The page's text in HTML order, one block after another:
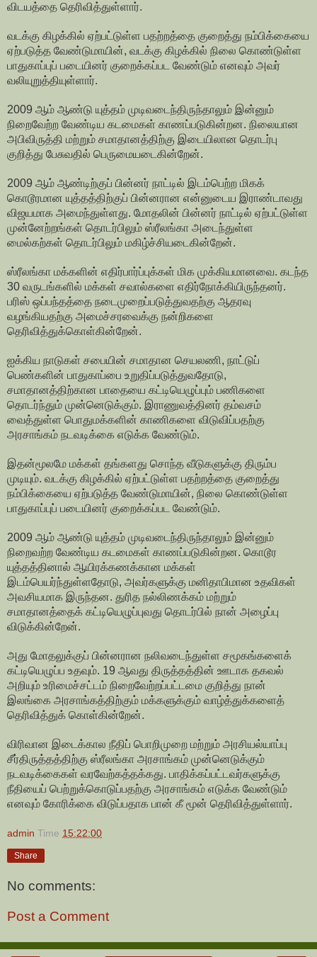
விடயத்தை தெரிவித்துள்ளார்.
வடக்கு கிழக்கில் ஏற்பட்டுள்ள பதற்றத்தை குறைத்து நம்பிக்கையை
ஏற்படுத்த வேண்டுமாயின், வடக்கு கிழக்கில் நிலை கொண்டுள்ள
பாதுகாப்புப் படையினர் குறைக்கப்பட வேண்டும் எனவும் அவர்
வலியுறுத்தியுள்ளார்.
2009 ஆம் ஆண்டு யுத்தம் முடிவடைந்திருந்தாலும் இன்னும்
நிறைவேற்ற வேண்டிய கடமைகள் காணப்படுகின்றன. நிலையான
அபிவிருத்தி மற்றும் சமாதானத்திற்கு இடையிலான தொடர்பு
குறித்து பேசுவதில் பெருமையடைகின்றேன்.
2009 ஆம் ஆண்டிற்குப் பின்னர் நாட்டில் இடம்பெற்ற மிகக்
கொடூரமான யுத்தத்திற்குப் பின்னரான என்னுடைய இராண்டாவது
விஜயமாக அமைந்துள்ளது. மோதலின் பின்னர் நாட்டில் ஏற்பட்டுள்ள
முன்னேற்றங்கள் தொடர்பிலும் ஸ்ரீலங்கா அடைந்துள்ள
மைல்கற்கள் தொடர்பிலும் மகிழ்ச்சியடைகின்றேன்.
ஸ்ரீலங்கா மக்களின் எதிர்பார்ப்புக்கள் மிக முக்கியமானவை. கடந்த
30 வருடங்களில் மக்கள் சவால்களை எதிர்நோக்கியிருந்தனர்.
பரிஸ் ஒப்பந்தத்தை நடைமுறைப்படுத்துவதற்கு ஆதரவு
வழங்கியதற்கு அமைச்சரவைக்கு நன்றிகளை
தெரிவித்துக்கொள்கின்றேன்.
ஐக்கிய நாடுகள் சபையின் சமாதான செயலணி, நாட்டுப்
பெண்களின் பாதுகாப்பை உறுதிப்படுத்துவதோடு,
சமாதானத்திற்கான பாதையை கட்டியெழுப்பும் பணிகளை
தொடர்ந்தும் முன்னெடுக்கும். இராணுவத்தினர் தம்வசம்
வைத்துள்ள பொதுமக்களின் காணிகளை விடுவிப்பதற்கு
அரசாங்கம் நடவடிக்கை எடுக்க வேண்டும்.
இதன்மூலமே மக்கள் தங்களது சொந்த வீடுகளுக்கு திரும்ப
முடியும். வடக்கு கிழக்கில் ஏற்பட்டுள்ள பதற்றத்தை குறைத்து
நம்பிக்கையை ஏற்படுத்த வேண்டுமாயின், நிலை கொண்டுள்ள
பாதுகாப்புப் படையினர் குறைக்கப்பட வேண்டும்.
2009 ஆம் ஆண்டு யுத்தம் முடிவடைந்திருந்தாலும் இன்னும்
நிறைவற்ற வேண்டிய கடமைகள் காணப்படுகின்றன. கொடூர
யுத்தத்தினால் ஆயிரக்கணக்கான மக்கள்
இடம்பெயர்ந்துள்ளதோடு, அவர்களுக்கு மனிதாபிமான உதவிகள்
அவசியமாக இருந்தன. துரித நல்லிணக்கம் மற்றும்
சமாதானத்தைக் கட்டியெழுப்புவது தொடர்பில் நான் அழைப்பு
விடுக்கின்றேன்.
அது மோதலுக்குப் பின்னரான நலிவடைந்துள்ள சமூகங்களைக்
கட்டியெழுப்ப உதவும். 19 ஆவது திருத்தத்தின் ஊடாக தகவல்
அறியும் உரிமைச்சட்டம் நிறைவேற்றப்பட்டமை குறித்து நான்
இலங்கை அரசாங்கத்திற்கும் மக்களுக்கும் வாழ்த்துக்களைத்
தெரிவித்துக் கொள்கின்றேன்.
விரிவான இடைக்கால நீதிப் பொறிமுறை மற்றும் அரசியல்யாப்பு
சீர்திருத்தத்திற்கு ஸ்ரீலங்கா அரசாங்கம் முன்னெடுக்கும்
நடவடிக்கைகள் வரவேற்கத்தக்கது. பாதிக்கப்பட்டவர்களுக்கு
நீதியைப் பெற்றுக்கொடுப்பதற்கு அரசாங்கம் எடுக்க வேண்டும்
எனவும் கோரிக்கை விடுப்பதாக பான் கீ மூன் தெரிவித்துள்ளார்.
admin Time 15:22:00
Share
No comments:
Post a Comment